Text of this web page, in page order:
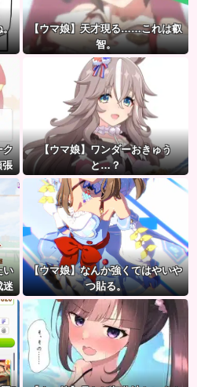
。
【ウマ娘】天才現る……これは叡
智。
ク
張
【ウマ娘】ワンダーおきゅう
と…？
い
迷
【ウマ娘】なんか強くてはやいや
つ貼る。